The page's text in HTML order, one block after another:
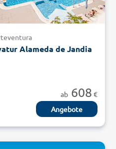
Alameda de Jandia
ab 608 €
Angebote